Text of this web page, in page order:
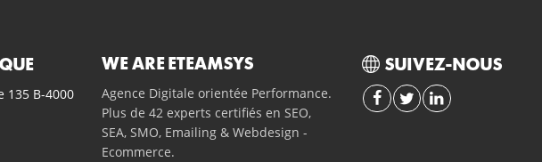
135 B-4000
WE ARE ETEAMSYS
Agence Digitale orientée Performance.
Plus de 42 experts certifiés en SEO,
SEA, SMO, Emailing & Webdesign -
Ecommerce.
SUIVEZ-NOUS